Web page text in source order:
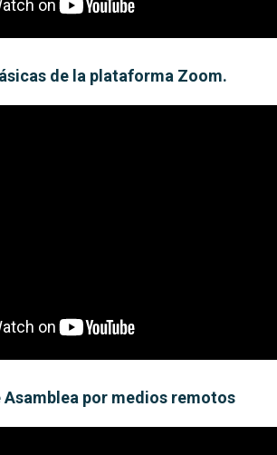
de la plataforma Zoom.
por medios remotos